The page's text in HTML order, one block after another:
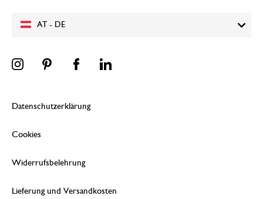
AT - DE
Datenschutzerklärung
Cookies
Widerrufsbelehrung
Lieferung und Versandkosten